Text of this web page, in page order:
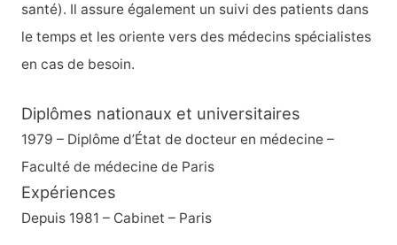
:
santé). Il assure également un suivi des patients dans
le temps et les oriente vers des médecins spécialistes
en cas de besoin.
Diplômes nationaux et universitaires
1979 – Diplôme d’État de docteur en médecine –
Faculté de médecine de Paris
Expériences
Depuis 1981 – Cabinet – Paris